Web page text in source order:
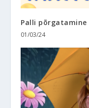
Palli põrgatamine
01/03/24